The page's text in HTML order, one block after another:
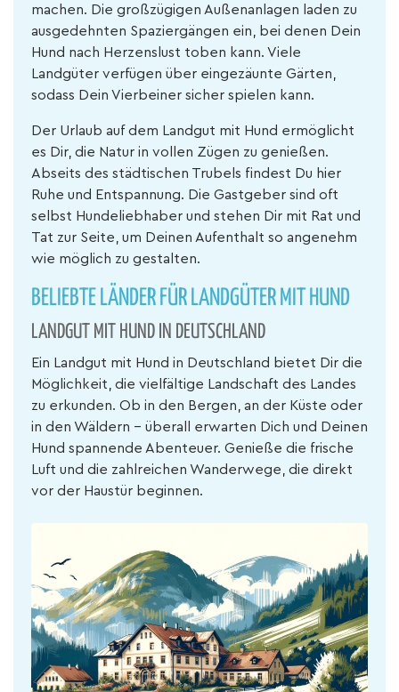
machen. Die großzügigen Außenanlagen laden zu
ausgedehnten Spaziergängen ein, bei denen Dein
Hund nach Herzenslust toben kann. Viele
Landgüter verfügen über eingezäunte Gärten,
sodass Dein Vierbeiner sicher spielen kann.
Der Urlaub auf dem Landgut mit Hund ermöglicht
es Dir, die Natur in vollen Zügen zu genießen.
Abseits des städtischen Trubels findest Du hier
Ruhe und Entspannung. Die Gastgeber sind oft
selbst Hundeliebhaber und stehen Dir mit Rat und
Tat zur Seite, um Deinen Aufenthalt so angenehm
wie möglich zu gestalten.
BELIEBTE LÄNDER FÜR LANDGÜTER MIT HUND
LANDGUT MIT HUND IN DEUTSCHLAND
Ein Landgut mit Hund in Deutschland bietet Dir die
Möglichkeit, die vielfältige Landschaft des Landes
zu erkunden. Ob in den Bergen, an der Küste oder
in den Wäldern – überall erwarten Dich und Deinen
Hund spannende Abenteuer. Genieße die frische
Luft und die zahlreichen Wanderwege, die direkt
vor der Haustür beginnen.